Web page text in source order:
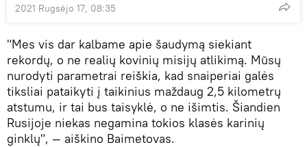
2021 Rugsėjo 17, 08:35
"Mes vis dar kalbame apie šaudymą siekiant
rekordų, o ne realių kovinių misijų atlikimą. Mūsų
nurodyti parametrai reiškia, kad snaiperiai galės
tiksliai pataikyti į taikinius maždaug 2,5 kilometrų
atstumu, ir tai bus taisyklė, o ne išimtis. Šiandien
Rusijoje niekas negamina tokios klasės karinių
ginklų", — aiškino Baimetovas.